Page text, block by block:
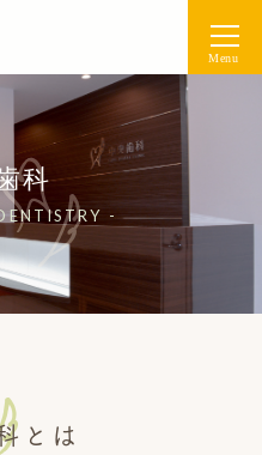
Menu
科
とは